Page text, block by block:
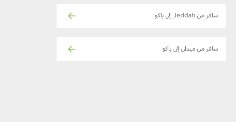
سافر من Jeddah إلى باكو
سافر من ميدان إلى باكو